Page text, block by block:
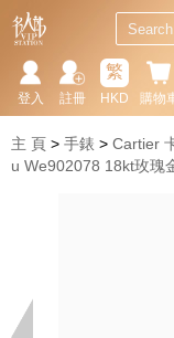
購物
繁
HKD
註冊
登入
主 頁 手錶 Cartier
u We902078 18kt玫瑰